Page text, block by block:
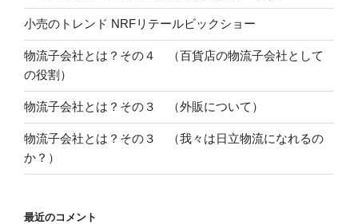
小売のトレンド NRFリテールビックショー
物流子会社とは？その４ （百貨店の物流子会社として
の役割）
物流子会社とは？その３ （外販について）
物流子会社とは？その３ （我々は日立物流になれるの
か？）
最近のコメント